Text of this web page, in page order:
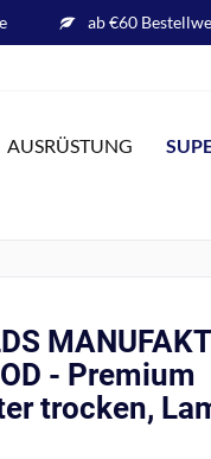
ab €60
AUSRÜSTUNG
- Premium
trocken,